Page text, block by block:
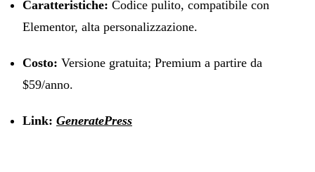
Caratteristiche: Codice pulito, compatibile con
Elementor, alta personalizzazione.
Costo: Versione gratuita; Premium a partire da
$59/anno.
Link: GeneratePress